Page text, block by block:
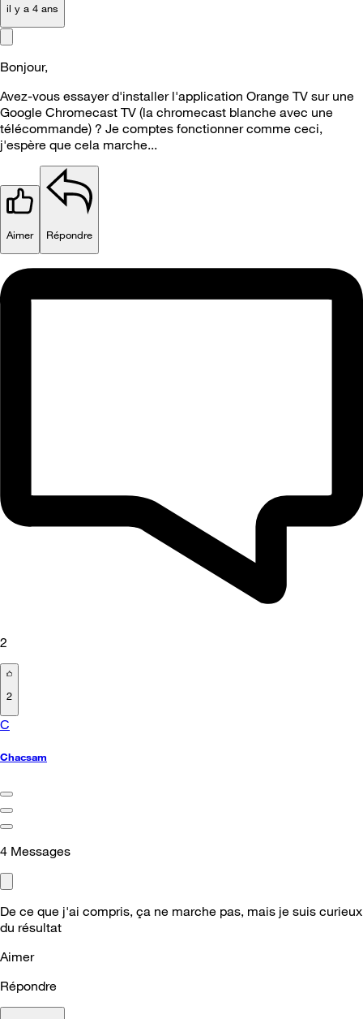
il y a 4 ans
Bonjour,
Avez-vous essayer d'installer l'application Orange TV sur une
Google Chromecast TV (la chromecast blanche avec une
télécommande) ? Je comptes fonctionner comme ceci,
j'espère que cela marche...
Aimer Répondre
2
2
C
Chacsam
4 Messages
De ce que j'ai compris, ça ne marche pas, mais je suis curieux
du résultat
Aimer
Répondre